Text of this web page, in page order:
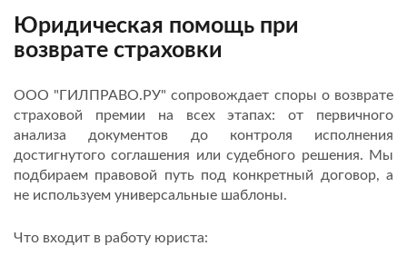
Юридическая помощь при
возврате страховки
ООО "ГИЛПРАВО.РУ" сопровождает споры о возврате
страховой премии на всех этапах: от первичного
анализа документов до контроля исполнения
достигнутого соглашения или судебного решения. Мы
подбираем правовой путь под конкретный договор, а
не используем универсальные шаблоны.
Что входит в работу юриста: